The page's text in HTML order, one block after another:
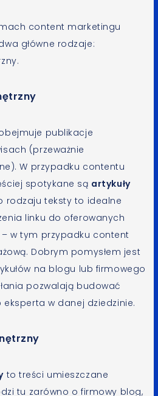
content marketingu
główne rodzaje:
publikacje
(przeważnie
W przypadku contentu
spotykane są artykuły
rodzaju teksty to idealne
linku do oferowanych
w tym przypadku content
Dobrym pomysłem jest
na blogu lub firmowego
pozwalają budować
eksperta w danej dziedzinie.
to treści umieszczane
tu zarówno o firmowy blog,